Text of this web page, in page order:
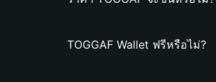
TOGGAF Wallet ฟรีหรือไม่?